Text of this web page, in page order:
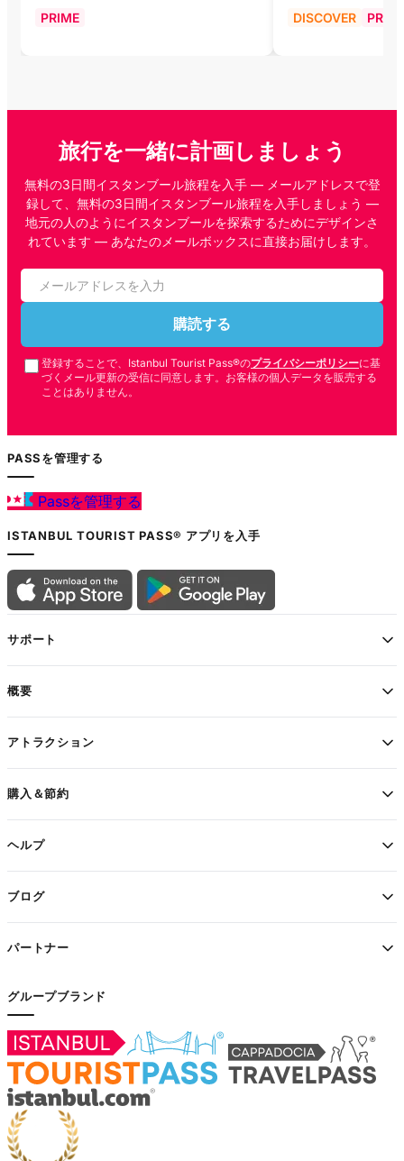
PRIME DISCOVER
旅行を一緒に計画しましょう
無料の3日間イスタンブール旅程を入手 — メールアドレスで登
録して、無料の3日間イスタンブール旅程を入手しましょう —
地元の人のようにイスタンブールを探索するためにデザインさ
れています — あなたのメールボックスに直接お届けします。
購読する
登録することで、Istanbul Tourist Pass®のプライバシーポリシーに基
づくメール更新の受信に同意します。お客様の個人データを販売する
ことはありません。
PASSを管理する
Passを管理する
ISTANBUL TOURIST PASS® アプリを入手
サポート
概要
アトラクション
購入＆節約
ヘルプ
ブログ
パートナー
グループブランド